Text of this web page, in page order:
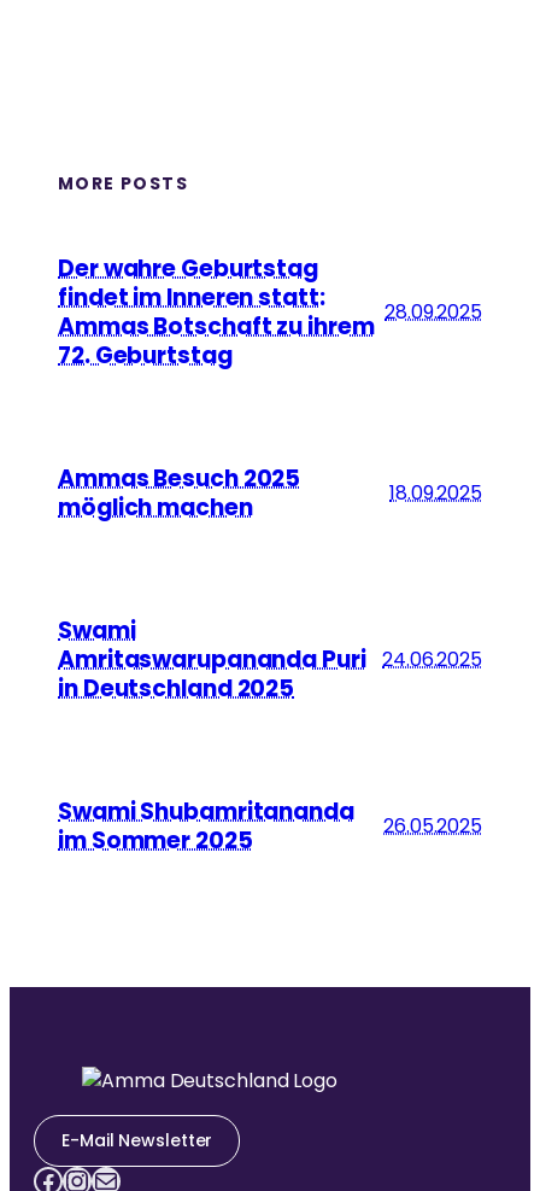
MORE POSTS
Der wahre Geburtstag
findet im Inneren statt:
Ammas Botschaft zu ihrem
72. Geburtstag
28.09.2025
Ammas Besuch 2025
möglich machen
18.09.2025
Swami
Amritaswarupananda Puri
in Deutschland 2025
24.06.2025
Swami Shubamritananda
im Sommer 2025
26.05.2025
E-Mail Newsletter
Facebook InstagramE-Mail